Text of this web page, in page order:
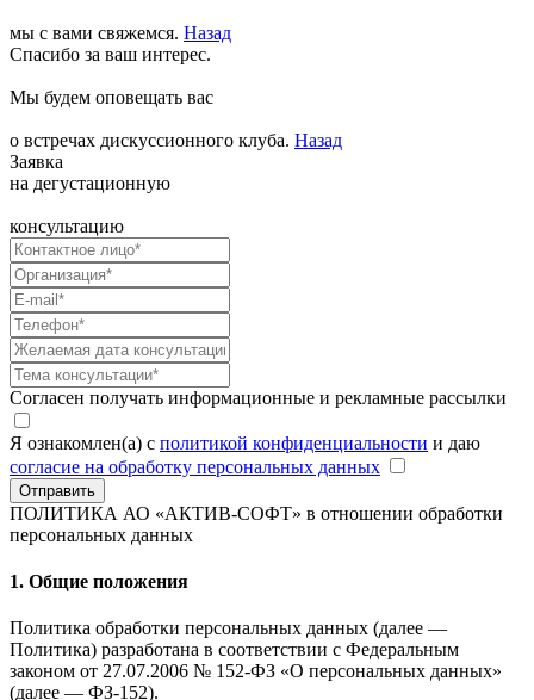
мы с вами свяжемся. Назад
Спасибо за ваш интерес.
Мы будем оповещать вас
о встречах дискуссионного клуба. Назад
Заявка
на дегустационную
консультацию
Согласен получать информационные и рекламные рассылки
Я ознакомлен(а) с политикой конфиденциальности и даю
согласие на обработку персональных данных
Отправить
ПОЛИТИКА АО «АКТИВ-СОФТ» в отношении обработки
персональных данных
1. Общие положения
Политика обработки персональных данных (далее —
Политика) разработана в соответствии с Федеральным
законом от 27.07.2006 № 152-ФЗ «О персональных данных»
(далее — ФЗ-152).